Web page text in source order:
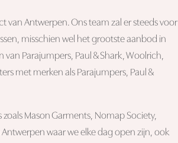
van Antwerpen. Ons team zal er steeds voor
misschien wel het grootste aanbod in
Parajumpers, Paul & Shark, Woolrich,
met merken als Parajumpers, Paul &
Mason Garments, Nomap Society,
waar we elke dag open zijn, ook